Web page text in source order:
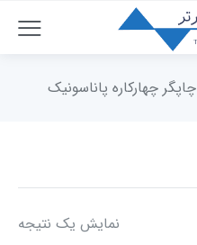
چاپگر چهارکاره پاناسونیک
نمایش یک نتیجه